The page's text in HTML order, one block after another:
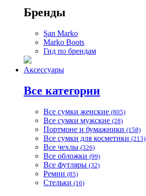
Бренды
San Marko
Marko Boots
Гид по брендам
Аксессуары
Все категории
Все сумки женские (805)
Все сумки мужские (28)
Портмоне и бумажники (158)
Все сумки для косметики (213)
Все чехлы (326)
Все обложки (99)
Все футляры (32)
Ремни (85)
Стельки (16)